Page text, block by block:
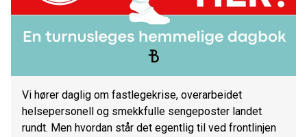
Vi hører daglig om fastlegekrise, overarbeidet
helsepersonell og smekkfulle sengeposter landet
rundt. Men hvordan står det egentlig til ved frontlinjen